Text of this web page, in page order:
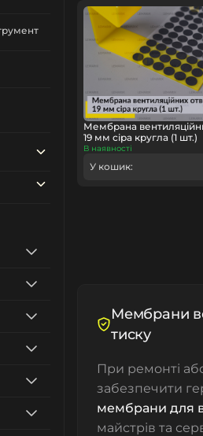
Мембрана
19 мм сіра кругла (1 шт.)
В наявності
У кошик:
Мембрани
тиску
При ремонті
забезпечити
мембрани для
майстрів та